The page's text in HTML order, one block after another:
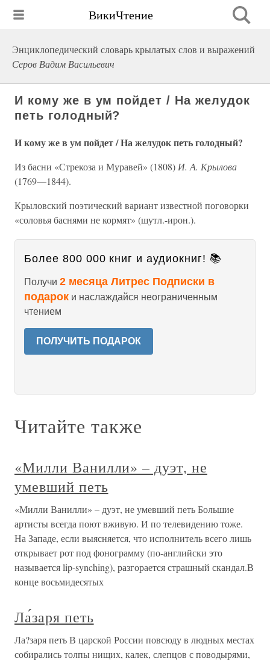
ВикиЧтение
Энциклопедический словарь крылатых слов и выражений
Серов Вадим Васильевич
И кому же в ум пойдет / На желудок
петь голодный?
И кому же в ум пойдет / На желудок петь голодный?
Из басни «Стрекоза и Муравей» (1808) И. А. Крылова
(1769—1844).
Крыловский поэтический вариант известной поговорки
«соловья баснями не кормят» (шутл.-ирон.).
Более 800 000 книг и аудиокниг! 📚
Получи 2 месяца Литрес Подписки в
подарок и наслаждайся неограниченным
чтением
ПОЛУЧИТЬ ПОДАРОК
Читайте также
«Милли Ванилли» – дуэт, не
умевший петь
«Милли Ванилли» – дуэт, не умевший петь Большие
артисты всегда поют вживую. И по телевидению тоже.
На Западе, если выясняется, что исполнитель всего лишь
открывает рот под фонограмму (по-английски это
называется lip-synching), разгорается страшный скандал.В
конце восьмидесятых
Ла́заря петь
Ла?заря петь В царской России повсюду в людных местах
собирались толпы нищих, калек, слепцов с поводырями,